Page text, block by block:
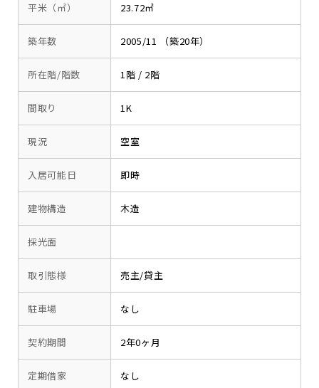
平米（㎡） 23.72㎡
築年数 2005/11 （築20年）
所在階/階数 1階 / 2階
間取り 1K
現況 空室
入居可能日 即時
建物構造 木造
採光面
取引態様 売主/貸主
駐車場 なし
契約期間 2年0ヶ月
定期借家 なし